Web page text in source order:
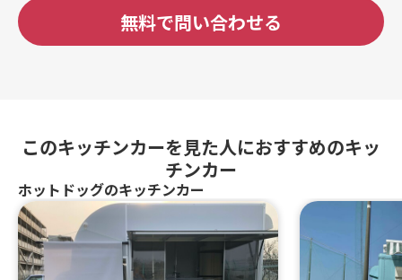
無料で問い合わせる
このキッチンカーを見た人におすすめのキッ
チンカー
ホットドッグのキッチンカー